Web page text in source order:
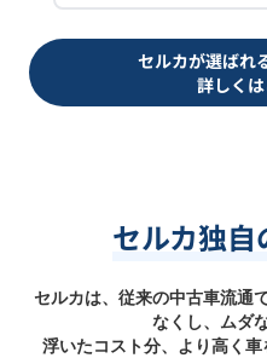
セルカが選ばれ
詳しく
セルカ独
セルカは、従来の中古車流通
なくし、ムダ
浮いたコスト分、より高く